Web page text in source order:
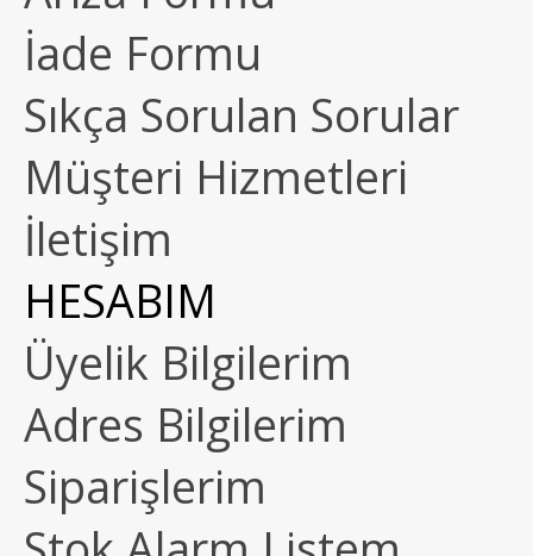
İade Formu
Sıkça Sorulan Sorular
Müşteri Hizmetleri
İletişim
HESABIM
Üyelik Bilgilerim
Adres Bilgilerim
Siparişlerim